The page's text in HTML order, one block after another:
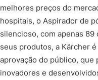
melhores preços do
hospitais, o Aspirador de
silencioso, com apenas 89
seus produtos, a Kärcher
aprovação do público, que
inovadores e